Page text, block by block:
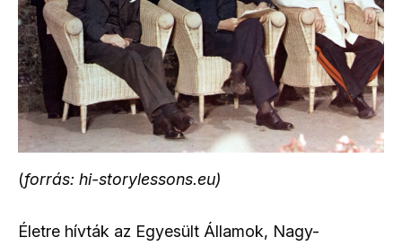
(forrás: hi-storylessons.eu)
Életre hívták az Egyesült Államok, Nagy-